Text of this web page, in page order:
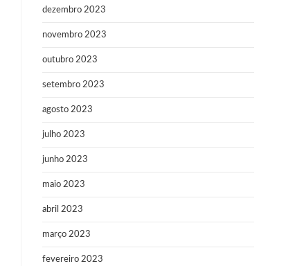
dezembro 2023
novembro 2023
outubro 2023
setembro 2023
agosto 2023
julho 2023
junho 2023
maio 2023
abril 2023
março 2023
fevereiro 2023